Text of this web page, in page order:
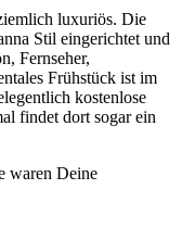
luxuriös. Die
Stil eingerichtet und
Fernseher,
Frühstück ist im
kostenlose
findet dort sogar ein
waren Deine